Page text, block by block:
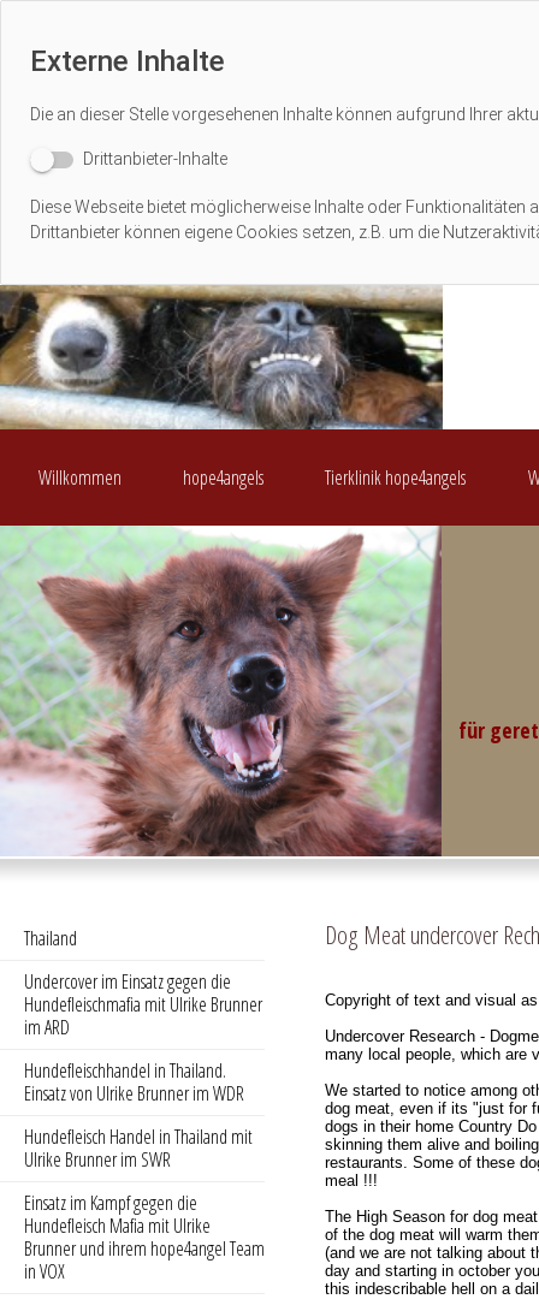
Externe Inhalte
Die an dieser Stelle vorgesehenen Inhalte können aufgrund Ihrer
Drittanbieter-Inhalte
Diese Webseite bietet möglicherweise Inhalte oder
Drittanbieter können eigene Cookies setzen, z.B. um die
Willkommen hope4angels Tierklinik hope4angels
English
für
Thailand
Undercover im Einsatz gegen die
Hundefleischmafia mit Ulrike Brunner
im ARD
Hundefleischhandel in Thailand.
Einsatz von Ulrike Brunner im WDR
Hundefleisch Handel in Thailand mit
Ulrike Brunner im SWR
Einsatz im Kampf gegen die
Hundefleisch Mafia mit Ulrike
Brunner und ihrem hope4angel Team
in VOX
Dog Meat undercover
Copyright of text and visual
Undercover Research -
many local people, which are
We started to notice among
dog meat, even if its "just for
dogs in their home Country
skinning them alive and
restaurants. Some of these
meal !!!
The High Season for dog
of the dog meat will warm
(and we are not talking about
day and starting in october
this indescribable hell on a